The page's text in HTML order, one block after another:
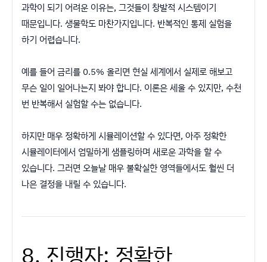
과학이 되기 어려운 이유는, 그것들이 창발적 시스템이기
때문입니다. 생물학도 마찬가지입니다. 반복적인 통제 실험을
하기 어렵습니다.
예를 들어 금리를 0.5% 올리면 현실 세계에서 실제로 해보고
무슨 일이 일어나는지 봐야 합니다. 이론은 세울 수 있지만, 수천
번 반복해서 실험할 수는 없습니다.
하지만 매우 정확하게 시뮬레이션할 수 있다면, 아주 정확한
시뮬레이터에서 엄밀하게 샘플링하며 새로운 과학을 할 수
있습니다. 그러면 오늘날 매우 불확실한 영역들에서도 훨씬 더
나은 결정을 내릴 수 있습니다.
8. 진행자: 정확한